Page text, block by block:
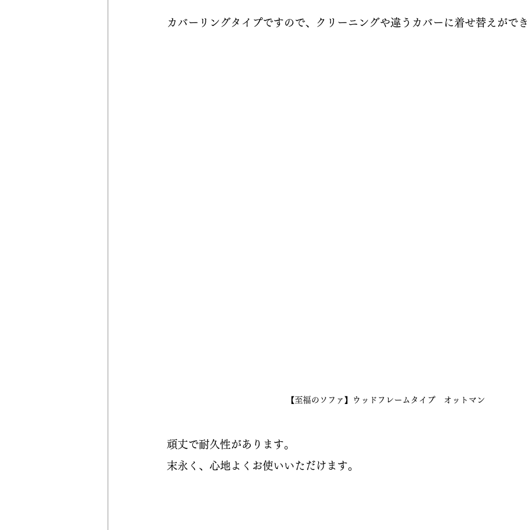
カバーリングタイプですので、クリーニングや違うカバーに着せ替えがで
【至福のソファ】ウッドフレームタイプ　オットマン
頑丈で耐久性があります。
末永く、心地よくお使いいただけます。